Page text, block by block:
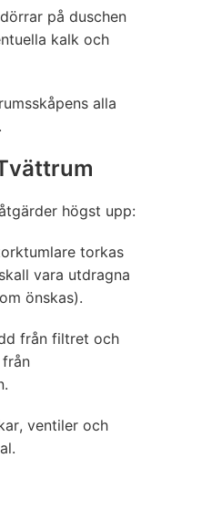
på duschen
kalk och
alla
högst upp:
torkas
vara utdragna
önskas).
från filtret och
ventiler och